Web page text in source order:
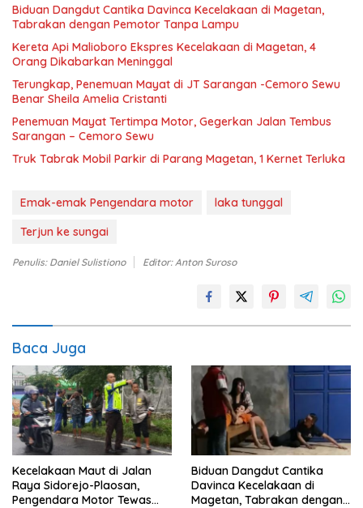
Biduan Dangdut Cantika Davinca Kecelakaan di Magetan,
Tabrakan dengan Pemotor Tanpa Lampu
Kereta Api Malioboro Ekspres Kecelakaan di Magetan, 4
Orang Dikabarkan Meninggal
Terungkap, Penemuan Mayat di JT Sarangan -Cemoro Sewu
Benar Sheila Amelia Cristanti
Penemuan Mayat Tertimpa Motor, Gegerkan Jalan Tembus
Sarangan – Cemoro Sewu
Truk Tabrak Mobil Parkir di Parang Magetan, 1 Kernet Terluka
Emak-emak Pengendara motor
laka tunggal
Terjun ke sungai
Penulis: Daniel Sulistiono Editor: Anton Suroso
Baca Juga
Kecelakaan Maut di Jalan
Raya Sidorejo-Plaosan,
Pengendara Motor Tewas
Biduan Dangdut Cantika
Davinca Kecelakaan di
Magetan, Tabrakan dengan